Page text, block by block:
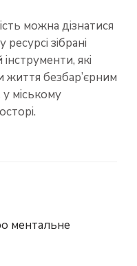
можна дізнатися
зібрані
які
безбар’єрним
у міському
ментальне